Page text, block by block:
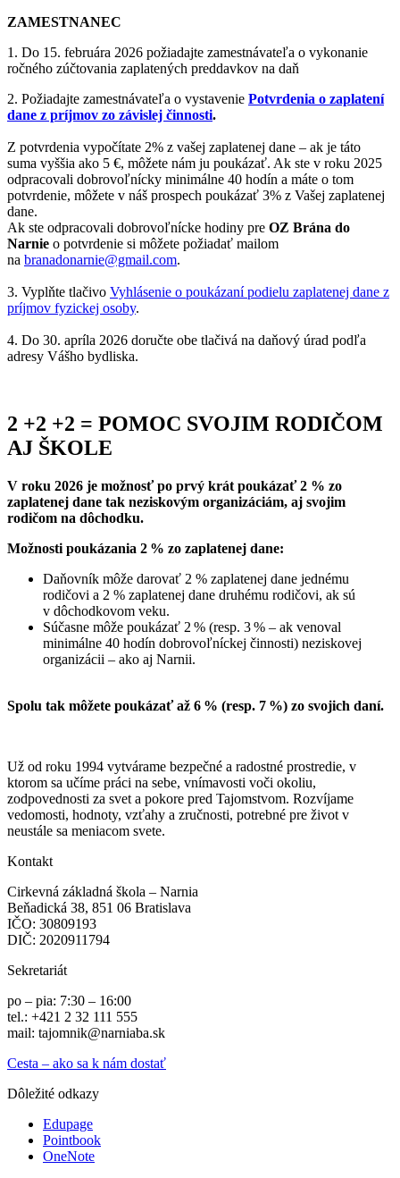
ZAMESTNANEC
1. Do 15. februára 2026 požiadajte zamestnávateľa o vykonanie
ročného zúčtovania zaplatených preddavkov na daň
2. Požiadajte zamestnávateľa o vystavenie Potvrdenia o zaplatení
dane z príjmov zo závislej činnosti.
Z potvrdenia vypočítate 2% z vašej zaplatenej dane – ak je táto
suma vyššia ako 5 €, môžete nám ju poukázať. Ak ste v roku 2025
odpracovali dobrovoľnícky minimálne 40 hodín a máte o tom
potvrdenie, môžete v náš prospech poukázať 3% z Vašej zaplatenej
dane.
Ak ste odpracovali dobrovoľnícke hodiny pre OZ Brána do
Narnie o potvrdenie si môžete požiadať mailom
na branadonarnie@gmail.com.
3. Vyplňte tlačivo Vyhlásenie o poukázaní podielu zaplatenej dane z
príjmov fyzickej osoby.
4. Do 30. apríla 2026 doručte obe tlačivá na daňový úrad podľa
adresy Vášho bydliska.
2 +2 +2 = POMOC SVOJIM RODIČOM
AJ ŠKOLE
V roku 2026 je možnosť po prvý krát poukázať 2 % zo
zaplatenej dane tak neziskovým organizáciám, aj svojim
rodičom na dôchodku.
Možnosti poukázania 2 % zo zaplatenej dane:
Daňovník môže darovať 2 % zaplatenej dane jednému
rodičovi a 2 % zaplatenej dane druhému rodičovi, ak sú
v dôchodkovom veku.
Súčasne môže poukázať 2 % (resp. 3 % – ak venoval
minimálne 40 hodín dobrovoľníckej činnosti) neziskovej
organizácii – ako aj Narnii.
Spolu tak môžete poukázať až 6 % (resp. 7 %) zo svojich daní.
Už od roku 1994 vytvárame bezpečné a radostné prostredie, v
ktorom sa učíme práci na sebe, vnímavosti voči okoliu,
zodpovednosti za svet a pokore pred Tajomstvom. Rozvíjame
vedomosti, hodnoty, vzťahy a zručnosti, potrebné pre život v
neustále sa meniacom svete.
Kontakt
Cirkevná základná škola – Narnia
Beňadická 38, 851 06 Bratislava
IČO: 30809193
DIČ: 2020911794
Sekretariát
po – pia: 7:30 – 16:00
tel.: +421 2 32 111 555
mail: tajomnik@narniaba.sk
Cesta – ako sa k nám dostať
Dôležité odkazy
Edupage
Pointbook
OneNote